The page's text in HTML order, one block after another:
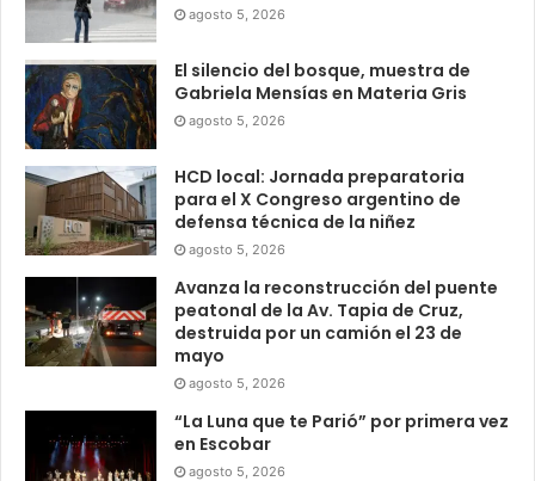
agosto 5, 2026
El silencio del bosque, muestra de
Gabriela Mensías en Materia Gris
agosto 5, 2026
HCD local: Jornada preparatoria
para el X Congreso argentino de
defensa técnica de la niñez
agosto 5, 2026
Avanza la reconstrucción del puente
peatonal de la Av. Tapia de Cruz,
destruida por un camión el 23 de
mayo
agosto 5, 2026
“La Luna que te Parió” por primera vez
en Escobar
agosto 5, 2026